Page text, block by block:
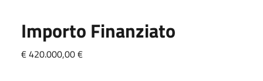
Importo Finanziato
€ 420.000,00 €